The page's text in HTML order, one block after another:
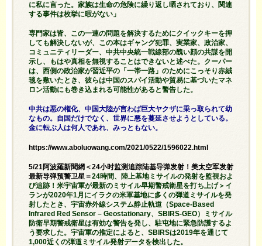
に私に言った。家族は生命の危険に繰り返し晒されており、関連
する事件は枚挙に暇がない」
専門家は皆、この一連の問題を解決するためにクイックキーを押
しても解決しないが、この本はギャング犯罪、実業家、政治家、
コミュニティリーダー、中共中央統一戦線部の醜い顔の共謀を開
示し、もはや真相を無視することはできないと述べた。クーパー
は、西側の政治家が習近平の「一帯一路」のためにこっそり赤絨
毯を敷いたとき、彼らは中国のスパイ活動や貿易に基づいたマネ
ロン活動にも巻き込まれる可能性があると警告した。
中共は悪の権化、中国大陸が言わば巨大ヤクザに乗っ取られて幼
なもの。自国だけでなく、世界に悪を蔓延させようとしている。
金に転ぶ人は何人であれ、みっともない。
https://www.aboluowang.com/2021/0522/1596022.html
5/21阿波羅新聞網＜24小时监测追踪陆基导弹发射！美太空军发射
最新导弹预警卫星＝24時間、陸上基地ミサイルの発射を監視およ
び追跡！米宇宙軍が最新のミサイル早期警戒衛星を打ち上げ＞イ
ランが2020年1月にイラクの米軍基地に多くの弾道ミサイルを発
射したとき、宇宙赤外線システム静止軌道（Space-Based
Infrared Red Sensor – Geostationary、SBIRS-GEO）ミサイル
防衛早期警戒衛星は有効な警告を発し、駐屯地に緊急防護するよ
う要求した。宇宙軍の推定によると、SBIRSは2019年を通じて
1,000近くの弾道ミサイル発射データを検出した。